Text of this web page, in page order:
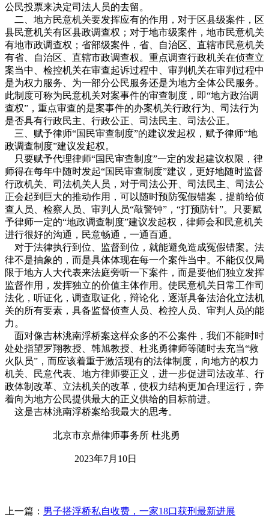
公民投票来决定司法人员的去留。
二、地方民意机关要发挥应有的作用，对于区县级案件，区
县民意机关有区县政调查权；对于地市级案件，地市民意机关
有地市政调查权；省部级案件，省、自治区、直辖市民意机关
有省、自治区、直辖市政调查权。重点调查行政机关在侦查立
案当中、检控机关在审查起诉过程中、审判机关在审判过程中
是为权力服务、为一部分公民服务还是为地方全体公民服务。
此制度可称为民意机关对案事件的审查制度，即“地方政治调
查权”，重点审查的是案事件的办案机关行政行为、司法行为
是否具有行政民主、行政公正、司法民主、司法公正。
三、赋予律师“国民审查制度”的建议发起权，赋予律师“地
政调查制度”建议发起权。
只要赋予代理律师“国民审查制度”一定的发起建议权限，律
师得在每年中随时发起“国民审查制度”建议，更好地随时监督
行政机关、司法机关人员，对于司法公开、司法民主、司法公
正会起到巨大的推动作用，可以随时预防冤假错案，提前给侦
查人员、检察人员、审判人员“敲警钟”，“打预防针”。只要赋
予律师一定的“地政调查制度”建议发起权，律师会和民意机关
进行很好的沟通，民意畅通，一通百通。
对于法律执行到位、监督到位，就能避免造成冤假错案。法
律不是抽象的，而是具体体现在每一个案件当中。不能仅仅局
限于地方人大代表来法庭旁听一下案件，而是要他们独立发挥
监督作用，发挥独立的价值主体作用。使民意机关日常工作司
法化，听证化，调查取证化，辩论化，逐渐具备法治化立法机
关的所有要素，具备监督侦查人员、检控人员、审判人员的能
力。
面对像吉林洮南浮桥案这样众多的不公案件，我们不能时时
处处指望罗翔教授、韩旭教授、杜兆勇律师等随时去充当“救
火队员”，而应该着重于激活现有的法律制度，向地方的权力
机关、民意代表、地方律师要正义，进一步促进司法改革、行
政体制改革、立法机关的改革，使权力结构更加合理运行，奔
着向为地方公民提供最大的正义供给的目标前进。
这是吉林洮南浮桥案给我最大的思考。
北京市京鼎律师事务所 杜兆勇
2023年7月10日
上一篇： 男子搭浮桥私自收费，一家18口获刑最新进展